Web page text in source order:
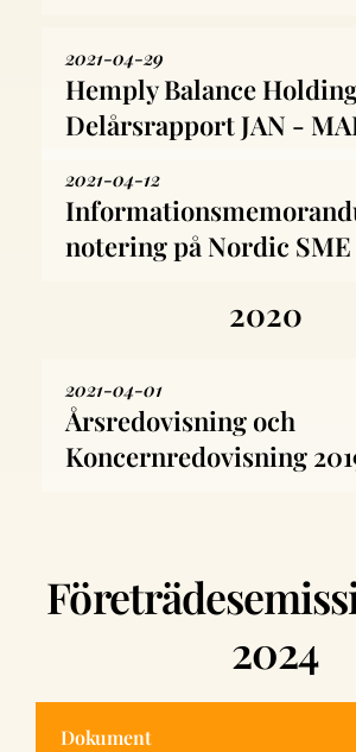
2021-04-29
Hemply Balance
Delårsrapport JAN -
2021-04-12
notering på Nordic SME
2020
2021-04-01
Årsredovisning och
Koncernredovisning
2024
Dokument